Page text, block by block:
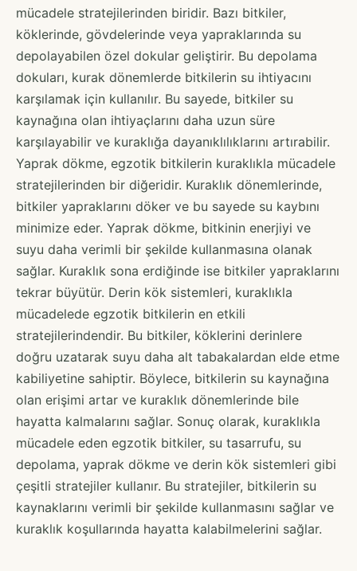
mücadele stratejilerinden biridir. Bazı bitkiler,
köklerinde, gövdelerinde veya yapraklarında su
depolayabilen özel dokular geliştirir. Bu depolama
dokuları, kurak dönemlerde bitkilerin su ihtiyacını
karşılamak için kullanılır. Bu sayede, bitkiler su
kaynağına olan ihtiyaçlarını daha uzun süre
karşılayabilir ve kuraklığa dayanıklılıklarını artırabilir.
Yaprak dökme, egzotik bitkilerin kuraklıkla mücadele
stratejilerinden bir diğeridir. Kuraklık dönemlerinde,
bitkiler yapraklarını döker ve bu sayede su kaybını
minimize eder. Yaprak dökme, bitkinin enerjiyi ve
suyu daha verimli bir şekilde kullanmasına olanak
sağlar. Kuraklık sona erdiğinde ise bitkiler yapraklarını
tekrar büyütür. Derin kök sistemleri, kuraklıkla
mücadelede egzotik bitkilerin en etkili
stratejilerindendir. Bu bitkiler, köklerini derinlere
doğru uzatarak suyu daha alt tabakalardan elde etme
kabiliyetine sahiptir. Böylece, bitkilerin su kaynağına
olan erişimi artar ve kuraklık dönemlerinde bile
hayatta kalmalarını sağlar. Sonuç olarak, kuraklıkla
mücadele eden egzotik bitkiler, su tasarrufu, su
depolama, yaprak dökme ve derin kök sistemleri gibi
çeşitli stratejiler kullanır. Bu stratejiler, bitkilerin su
kaynaklarını verimli bir şekilde kullanmasını sağlar ve
kuraklık koşullarında hayatta kalabilmelerini sağlar.